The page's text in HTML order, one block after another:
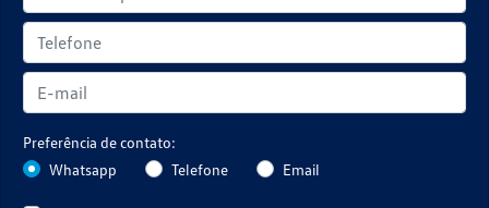
Preferência de contato:
Whatsapp
Telefone Email